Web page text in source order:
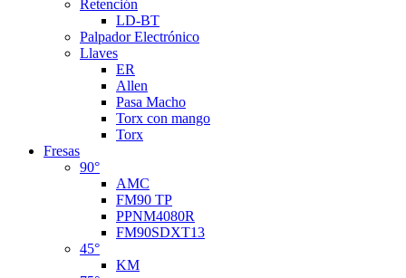
Retención
LD-BT
Palpador Electrónico
Llaves
ER
Allen
Pasa Macho
Torx con mango
Torx
Fresas
90°
AMC
FM90 TP
PPNM4080R
FM90SDXT13
45°
KM